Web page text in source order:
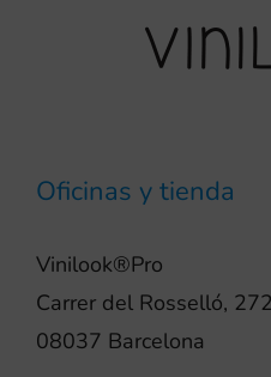
Oficinas y tienda
Vinilook®Pro
Carrer del Rosselló, 272
08037 Barcelona